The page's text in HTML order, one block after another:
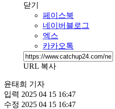
닫기
페이스북
네이버블로그
엑스
카카오톡
URL 복사
윤태희 기자
입력 2025 04 15 16:47
수정 2025 04 15 16:47